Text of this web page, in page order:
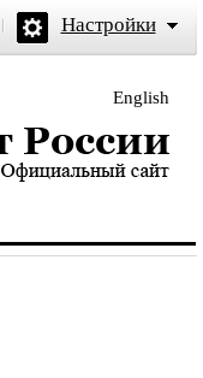
Настройки
English
сайт